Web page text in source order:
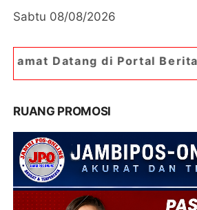
Sabtu 08/08/2026
Portal Berita Jambipos
RUANG PROMOSI